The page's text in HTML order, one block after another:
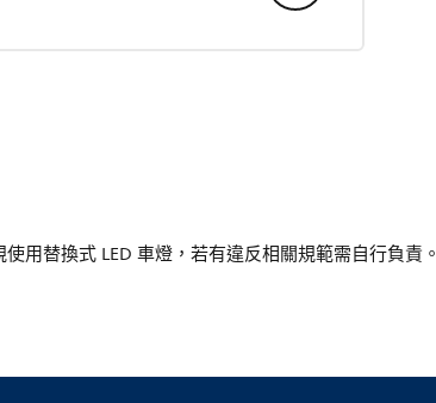
用替換式 LED 車燈，若有違反相關規範需自行負責。